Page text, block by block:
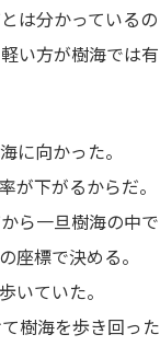
は分かっているの
い方が樹海では有
に向かった。
が下がるからだ。
ら一旦樹海の中で
座標で決める。
いていた。
樹海を歩き回った